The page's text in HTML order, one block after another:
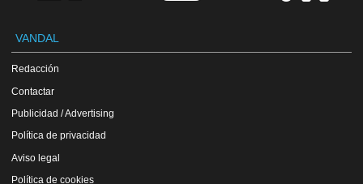
VANDAL
Redacción
Contactar
Publicidad / Advertising
Política de privacidad
Aviso legal
Política de cookies